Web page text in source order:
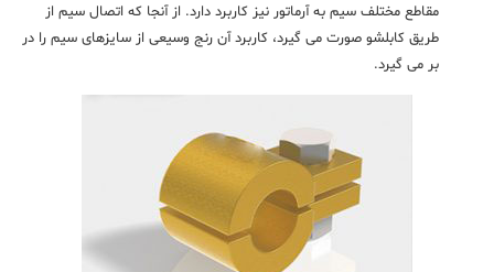
مقاطع مختلف سیم به آرماتور نیز کاربرد دارد. از آنجا که اتصال سیم از
طریق کابلشو صورت می گیرد، کاربرد آن رنج وسیعی از سایزهای سیم را در
بر می گیرد.